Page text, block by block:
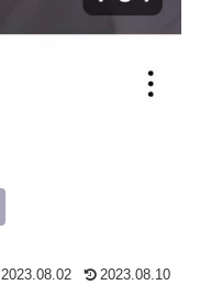
2023.08.02 2023.08.10